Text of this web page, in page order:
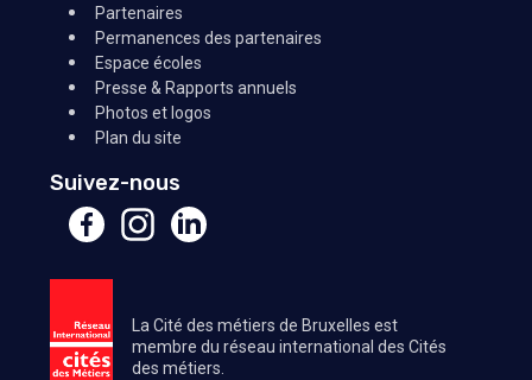
Partenaires
Permanences des partenaires
Espace écoles
Presse & Rapports annuels
Photos et logos
Plan du site
Suivez-nous
La Cité des métiers de Bruxelles est
membre du réseau international des Cités
des métiers.